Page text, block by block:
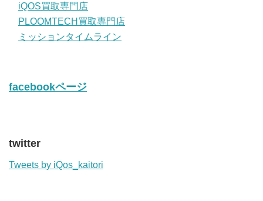
iQOS買取専門店
PLOOMTECH買取専門店
ミッションタイムライン
facebookページ
twitter
Tweets by iQos_kaitori